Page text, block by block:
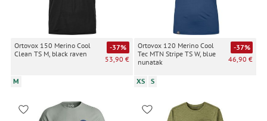
Ortovox 150 Merino Cool
Clean TS M, black raven
-37%
53,90 €
M
Ortovox 120 Merino Cool
Tec MTN Stripe TS W, blue
nunatak
-37%
46,90 €
XS S